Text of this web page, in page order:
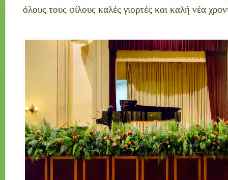
όλους τους φίλους καλές γιορτές και καλή νέα